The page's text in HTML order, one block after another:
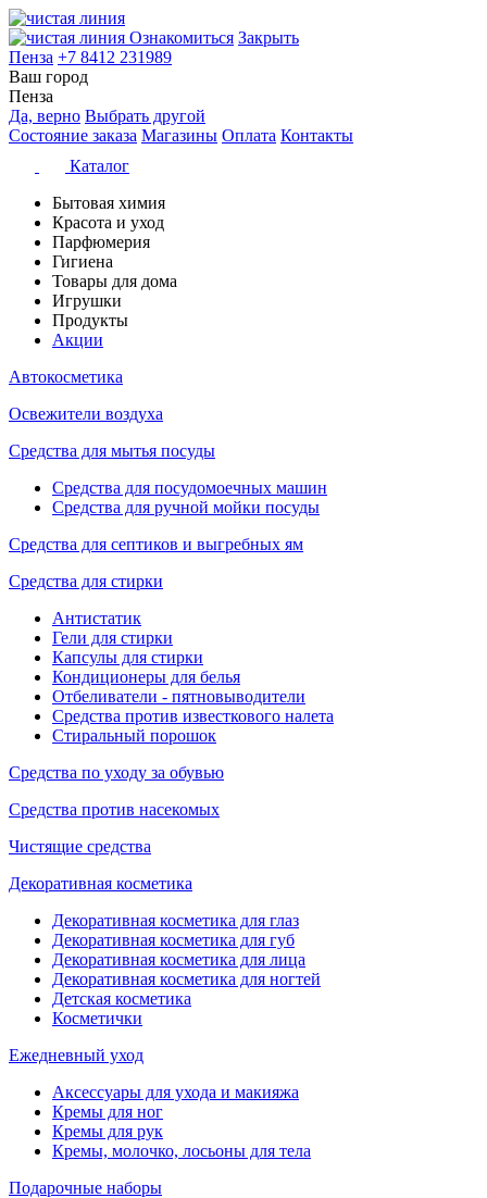
Ознакомиться Закрыть
Пенза +7 8412 231989
Ваш город
Пенза
Да, верно Выбрать другой
Состояние заказа Магазины Оплата Контакты
Каталог
Бытовая химия
Красота и уход
Парфюмерия
Гигиена
Товары для дома
Игрушки
Продукты
Акции
Автокосметика
Освежители воздуха
Средства для мытья посуды
Средства для посудомоечных машин
Средства для ручной мойки посуды
Средства для септиков и выгребных ям
Средства для стирки
Антистатик
Гели для стирки
Капсулы для стирки
Кондиционеры для белья
Отбеливатели - пятновыводители
Средства против известкового налета
Стиральный порошок
Средства по уходу за обувью
Средства против насекомых
Чистящие средства
Декоративная косметика
Декоративная косметика для глаз
Декоративная косметика для губ
Декоративная косметика для лица
Декоративная косметика для ногтей
Детская косметика
Косметички
Ежедневный уход
Аксессуары для ухода и макияжа
Кремы для ног
Кремы для рук
Кремы, молочко, лосьоны для тела
Подарочные наборы